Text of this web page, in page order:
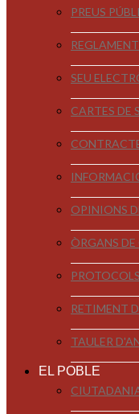
PREUS
SEU
CARTES DE
OPINIONS
ÒRGANS
PROTOCOLS
RETIMENT
TAULER
EL POBLE